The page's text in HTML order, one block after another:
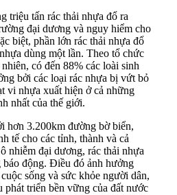
triệu tấn rác thải nhựa đổ ra
đại dương và nguy hiểm cho
biệt, phần lớn rác thải nhựa đổ
dùng một lần. Theo tổ chức
có đến 88% các loài sinh
bởi các loại rác nhựa bị vứt bỏ
vi nhựa xuất hiện ở cả những
nhất của thế giới.
hơn 3.200km đường bờ biển,
tế cho các tỉnh, thành và cả
nhiễm đại dương, rác thải nhựa
báo động. Điều đó ảnh hưởng
sống và sức khỏe người dân,
phát triển bền vững của đất nước